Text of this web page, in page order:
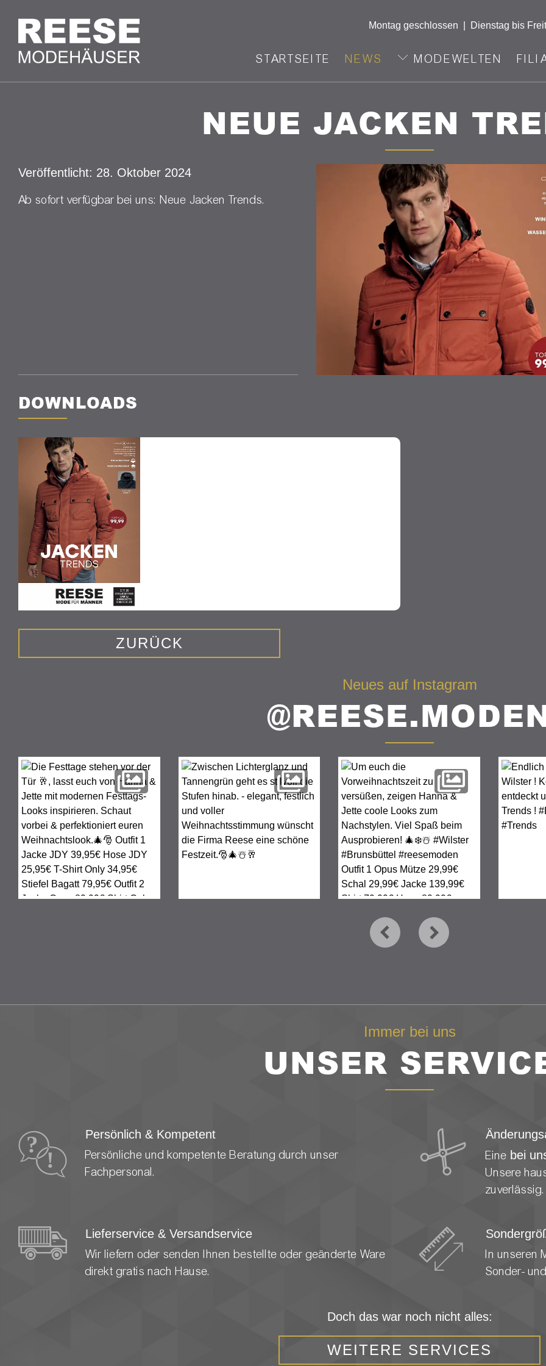
Montag geschlossen Dienstag bis
STARTSEITE NEWS MODEWELTEN
NEUE JACKEN
Veröffentlicht: 28. Oktober 2024
Ab sofort verfügbar bei uns: Neue Jacken Trends.
DOWNLOADS
ZURÜCK
Neues auf Instagram
Immer bei uns
UNSER
Persönlich & Kompetent
Persönliche und kompetente Beratung durch unser
Fachpersonal.
Eine bei
Unsere
zuverlässig.
Lieferservice & Versandservice
Wir liefern oder senden Ihnen bestellte oder geänderte Ware
direkt gratis nach Hause.
In unseren
Sonder-
Doch das war noch nicht alles:
WEITERE SERVICES